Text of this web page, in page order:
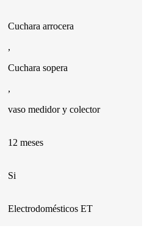
Cuchara arrocera
,
Cuchara sopera
,
vaso medidor y colector
12 meses
Si
Electrodomésticos ET